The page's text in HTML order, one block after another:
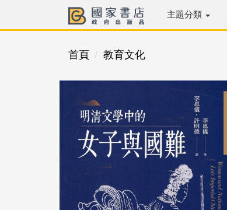
主題分類
首頁 教育文化